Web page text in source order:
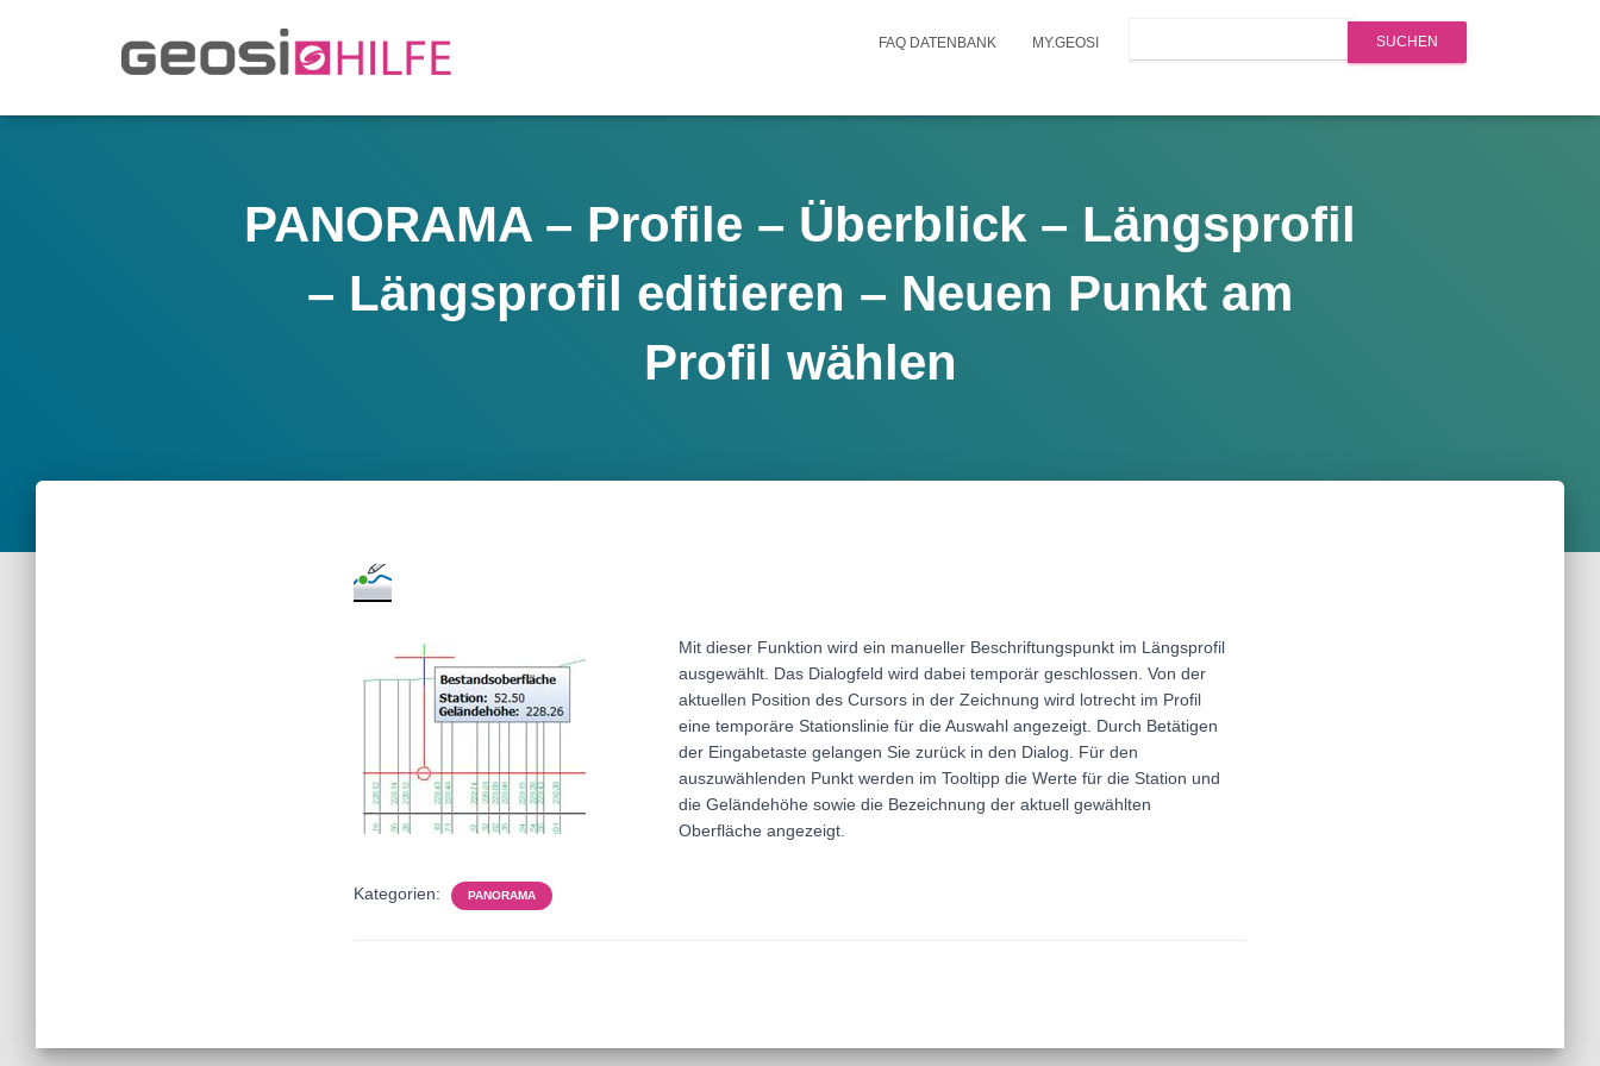
FAQ DATENBANK MY.GEOSI
PANORAMA – Profile – Überblick – Längsprofil
– Längsprofil editieren – Neuen Punkt am
Profil wählen
Mit dieser Funktion wird ein manueller Beschriftungspunkt im Längsprofil
ausgewählt. Das Dialogfeld wird dabei temporär geschlossen. Von der
aktuellen Position des Cursors in der Zeichnung wird lotrecht im Profil
eine temporäre Stationslinie für die Auswahl angezeigt. Durch Betätigen
der Eingabetaste gelangen Sie zurück in den Dialog. Für den
auszuwählenden Punkt werden im Tooltipp die Werte für die Station und
die Geländehöhe sowie die Bezeichnung der aktuell gewählten
Oberfläche angezeigt.
Kategorien: PANORAMA